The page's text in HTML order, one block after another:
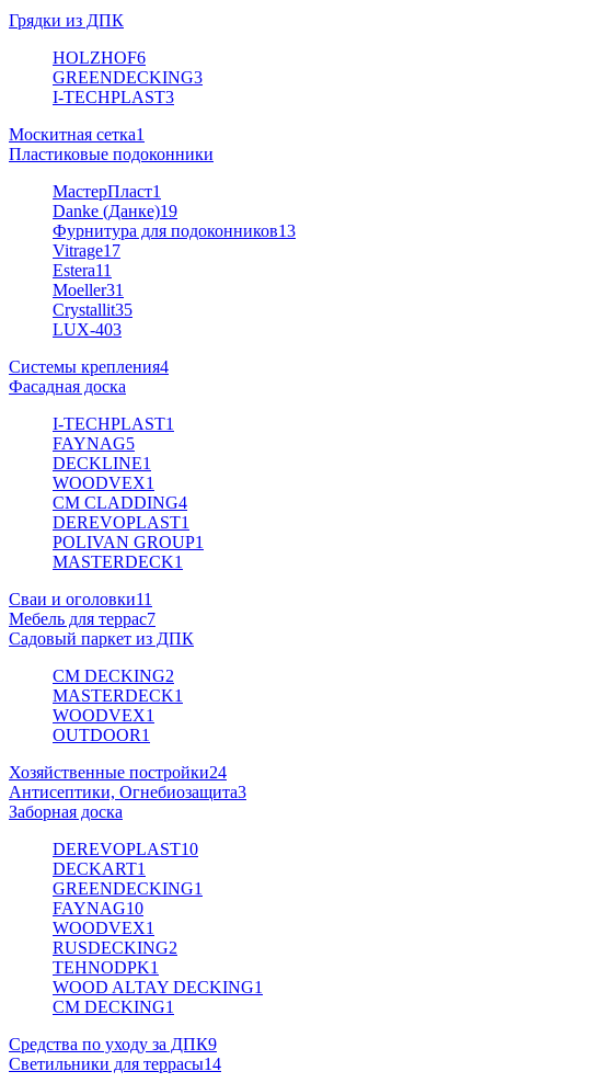
Грядки из ДПК
HOLZHOF6
GREENDECKING3
I-TECHPLAST3
Москитная сетка1
Пластиковые подоконники
МастерПласт1
Danke (Данке)19
Фурнитура для подоконников13
Vitrage17
Estera11
Moeller31
Crystallit35
LUX-403
Системы крепления4
Фасадная доска
I-TECHPLAST1
FAYNAG5
DECKLINE1
WOODVEX1
CM CLADDING4
DEREVOPLAST1
POLIVAN GROUP1
MASTERDECK1
Сваи и оголовки11
Мебель для террас7
Садовый паркет из ДПК
CM DECKING2
MASTERDECK1
WOODVEX1
OUTDOOR1
Хозяйственные постройки24
Антисептики, Огнебиозащита3
Заборная доска
DEREVOPLAST10
DECKART1
GREENDECKING1
FAYNAG10
WOODVEX1
RUSDECKING2
TEHNODPK1
WOOD ALTAY DECKING1
CM DECKING1
Средства по уходу за ДПК9
Светильники для террасы14